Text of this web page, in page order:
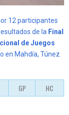
12 participantes
de la Final
de Juegos
en Mahdía, Túnez.
GP HC